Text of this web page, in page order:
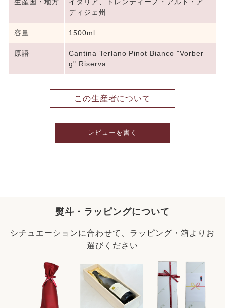
生産国・地方
イタリア、トレンティーノ・アルト・ア
ディジェ州
容量 1500ml
原語
Cantina Terlano Pinot Bianco "Vorber
g" Riserva
この生産者について
レビューを書く
熨斗・ラッピングについて
シチュエーションに合わせて、ラッピング・箱よりお
選びください